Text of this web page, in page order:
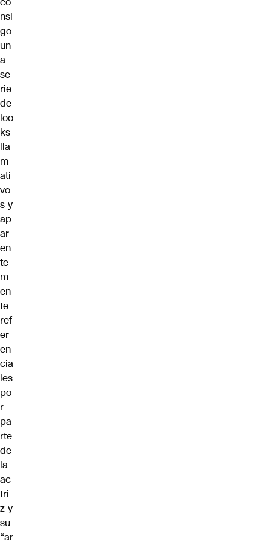
nsi
go
un
a
se
rie
de
loo
ks
lla
m
ati
vo
s y
ap
ar
en
te
m
en
te
ref
er
en
cia
les
po
r
pa
rte
de
la
ac
tri
z y
su